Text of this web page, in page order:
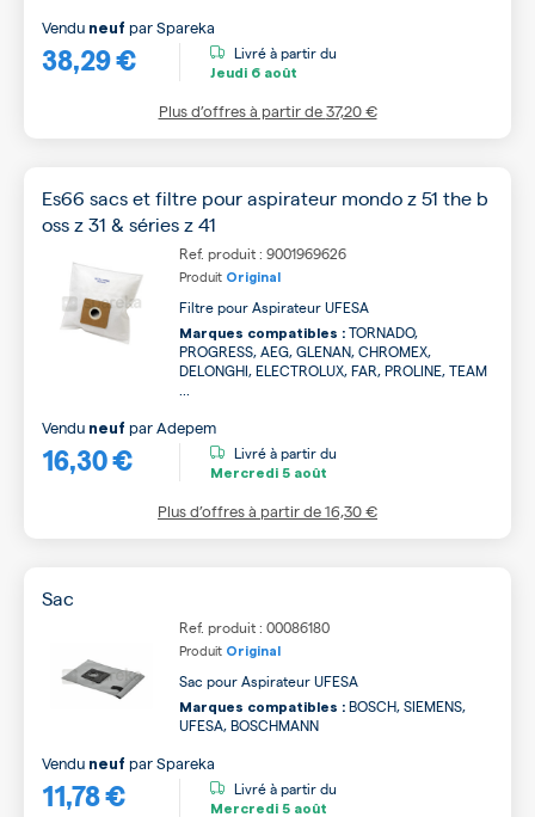
38,29 €
Vendu neuf parSpareka
Livré à partir du
Jeudi 6 août
Plus d’offres à partir de37,20 €
Es66 sacs et filtre pour aspirateur mondo z 51 the b
oss z 31 & séries z 41
Ref. produit : 9001969626
Produit Original
Filtre pour Aspirateur UFESA
Marques compatibles : TORNADO,
PROGRESS, AEG, GLENAN, CHROMEX,
DELONGHI, ELECTROLUX, FAR, PROLINE, TEAM
16,30 €
Vendu neuf parAdepem
Livré à partir du
Mercredi 5 août
Plus d’offres à partir de16,30 €
Sac
Ref. produit : 00086180
Produit Original
Sac pour Aspirateur UFESA
Marques compatibles : BOSCH, SIEMENS,
UFESA, BOSCHMANN
11,78 €
Vendu neuf parSpareka
Livré à partir du
Mercredi 5 août